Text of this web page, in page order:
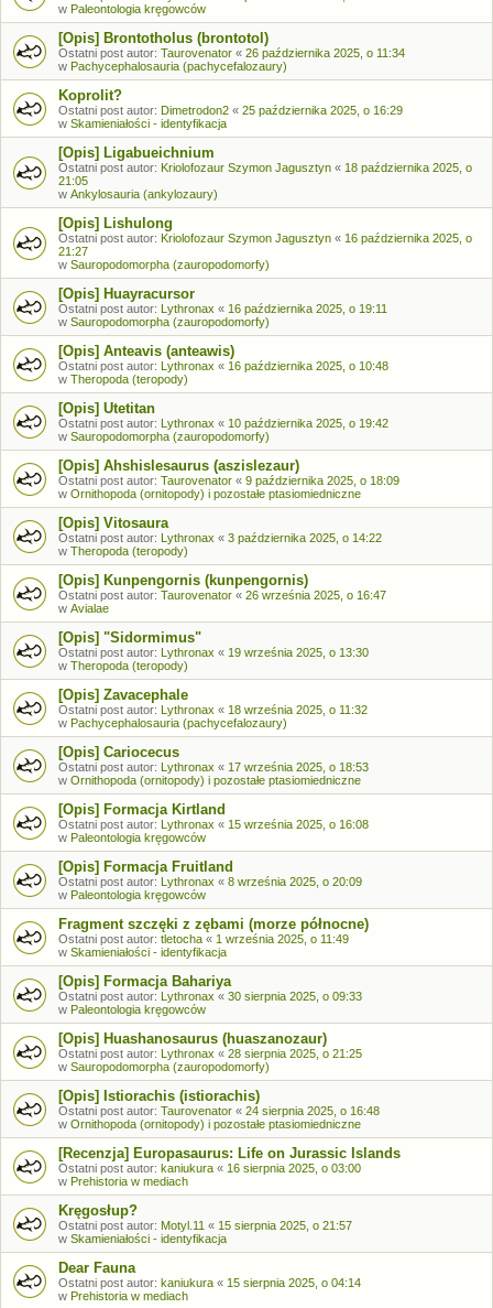
w Paleontologia kręgowców
[Opis] Brontotholus (brontotol)
Ostatni post autor: Taurovenator « 26 października 2025, o 11:34
w Pachycephalosauria (pachycefalozaury)
Koprolit?
Ostatni post autor: Dimetrodon2 « 25 października 2025, o 16:29
w Skamieniałości - identyfikacja
[Opis] Ligabueichnium
Ostatni post autor: Kriolofozaur Szymon Jagusztyn « 18 października 2025, o
21:05
w Ankylosauria (ankylozaury)
[Opis] Lishulong
Ostatni post autor: Kriolofozaur Szymon Jagusztyn « 16 października 2025, o
21:27
w Sauropodomorpha (zauropodomorfy)
[Opis] Huayracursor
Ostatni post autor: Lythronax « 16 października 2025, o 19:11
w Sauropodomorpha (zauropodomorfy)
[Opis] Anteavis (anteawis)
Ostatni post autor: Lythronax « 16 października 2025, o 10:48
w Theropoda (teropody)
[Opis] Utetitan
Ostatni post autor: Lythronax « 10 października 2025, o 19:42
w Sauropodomorpha (zauropodomorfy)
[Opis] Ahshislesaurus (aszislezaur)
Ostatni post autor: Taurovenator « 9 października 2025, o 18:09
w Ornithopoda (ornitopody) i pozostałe ptasiomiedniczne
[Opis] Vitosaura
Ostatni post autor: Lythronax « 3 października 2025, o 14:22
w Theropoda (teropody)
[Opis] Kunpengornis (kunpengornis)
Ostatni post autor: Taurovenator « 26 września 2025, o 16:47
w Avialae
[Opis] "Sidormimus"
Ostatni post autor: Lythronax « 19 września 2025, o 13:30
w Theropoda (teropody)
[Opis] Zavacephale
Ostatni post autor: Lythronax « 18 września 2025, o 11:32
w Pachycephalosauria (pachycefalozaury)
[Opis] Cariocecus
Ostatni post autor: Lythronax « 17 września 2025, o 18:53
w Ornithopoda (ornitopody) i pozostałe ptasiomiedniczne
[Opis] Formacja Kirtland
Ostatni post autor: Lythronax « 15 września 2025, o 16:08
w Paleontologia kręgowców
[Opis] Formacja Fruitland
Ostatni post autor: Lythronax « 8 września 2025, o 20:09
w Paleontologia kręgowców
Fragment szczęki z zębami (morze północne)
Ostatni post autor: tletocha « 1 września 2025, o 11:49
w Skamieniałości - identyfikacja
[Opis] Formacja Bahariya
Ostatni post autor: Lythronax « 30 sierpnia 2025, o 09:33
w Paleontologia kręgowców
[Opis] Huashanosaurus (huaszanozaur)
Ostatni post autor: Lythronax « 28 sierpnia 2025, o 21:25
w Sauropodomorpha (zauropodomorfy)
[Opis] Istiorachis (istiorachis)
Ostatni post autor: Taurovenator « 24 sierpnia 2025, o 16:48
w Ornithopoda (ornitopody) i pozostałe ptasiomiedniczne
[Recenzja] Europasaurus: Life on Jurassic Islands
Ostatni post autor: kaniukura « 16 sierpnia 2025, o 03:00
w Prehistoria w mediach
Kręgosłup?
Ostatni post autor: Motyl.11 « 15 sierpnia 2025, o 21:57
w Skamieniałości - identyfikacja
Dear Fauna
Ostatni post autor: kaniukura « 15 sierpnia 2025, o 04:14
w Prehistoria w mediach